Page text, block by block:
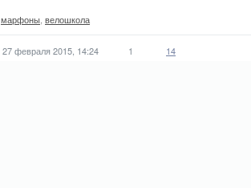
марфоны велошкола
27 февраля 2015, 14:24 1 14